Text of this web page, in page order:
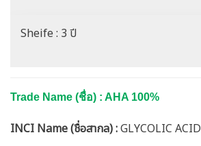
Sheife : 3 ปี
Trade Name (ชื่อ) : AHA 100%
INCI Name (ชื่อสากล) :GLYCOLIC ACID